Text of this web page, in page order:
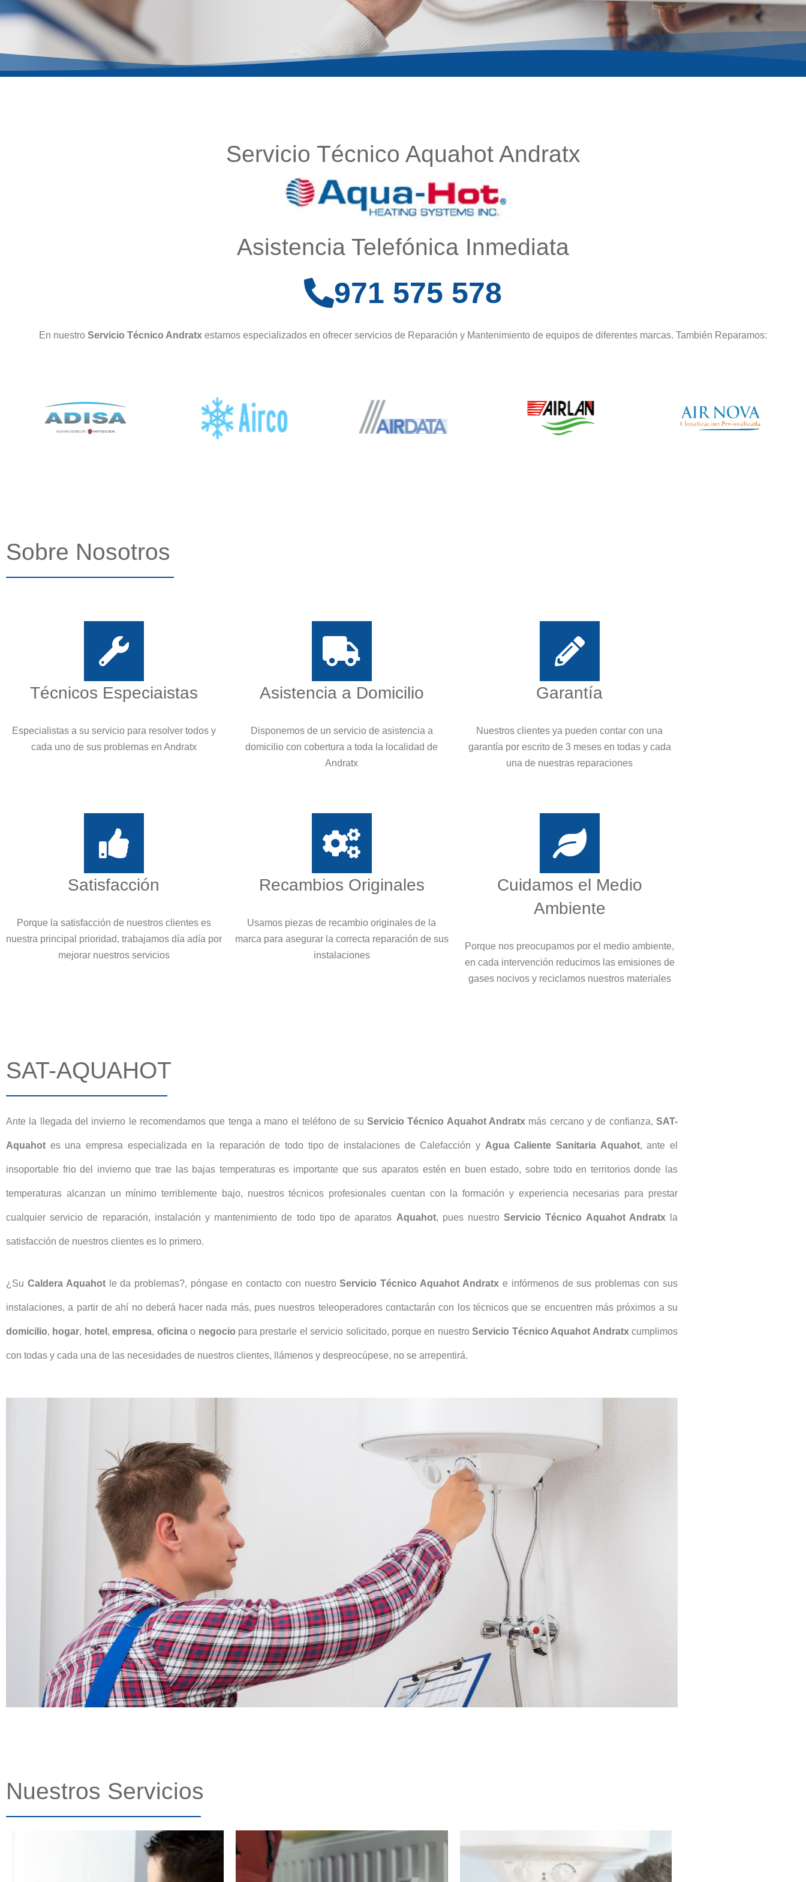
Servicio Técnico Aquahot Andratx
Asistencia Telefónica Inmediata
971 575 578
En nuestro Servicio Técnico Andratx estamos especializados en ofrecer servicios de Reparación y Mantenimiento de equipos de diferentes marcas. También Reparamos:
Sobre Nosotros
Técnicos Especiaistas
Especialistas a su servicio para resolver todos y
cada uno de sus problemas en Andratx
Asistencia a Domicilio
Disponemos de un servicio de asistencia a
domicilio con cobertura a toda la localidad de
Andratx
Garantía
Nuestros clientes ya pueden contar con una
garantía por escrito de 3 meses en todas y cada
una de nuestras reparaciones
Satisfacción
Porque la satisfacción de nuestros clientes es
nuestra principal prioridad, trabajamos día adía por
mejorar nuestros servicios
Recambios Originales
Usamos piezas de recambio originales de la
marca para asegurar la correcta reparación de sus
instalaciones
Cuidamos el Medio
Ambiente
Porque nos preocupamos por el medio ambiente,
en cada intervención reducimos las emisiones de
gases nocivos y reciclamos nuestros materiales
SAT-AQUAHOT
Ante la llegada del invierno le recomendamos que tenga a mano el teléfono de su Servicio Técnico Aquahot Andratx más cercano y de confianza, SAT-
Aquahot es una empresa especializada en la reparación de todo tipo de instalaciones de Calefacción y Agua Caliente Sanitaria Aquahot, ante el
insoportable frio del invierno que trae las bajas temperaturas es importante que sus aparatos estén en buen estado, sobre todo en territorios donde las
temperaturas alcanzan un mínimo terriblemente bajo, nuestros técnicos profesionales cuentan con la formación y experiencia necesarias para prestar
cualquier servicio de reparación, instalación y mantenimiento de todo tipo de aparatos Aquahot, pues nuestroServicio Técnico Aquahot Andratx la
satisfacción de nuestros clientes es lo primero.
¿Su Caldera Aquahotle da problemas?, póngase en contacto con nuestroServicio Técnico Aquahot Andratx e infórmenos de sus problemas con sus
instalaciones, a partir de ahí no deberá hacer nada más, pues nuestros teleoperadores contactarán con los técnicos que se encuentren más próximos a su
domicilio, hogar, hotel ,empresa, oficinao negocio para prestarle el servicio solicitado, porque en nuestroServicio Técnico Aquahot Andratxcumplimos
con todas y cada una de las necesidades de nuestros clientes, llámenos y despreocúpese, no se arrepentirá.
Nuestros Servicios